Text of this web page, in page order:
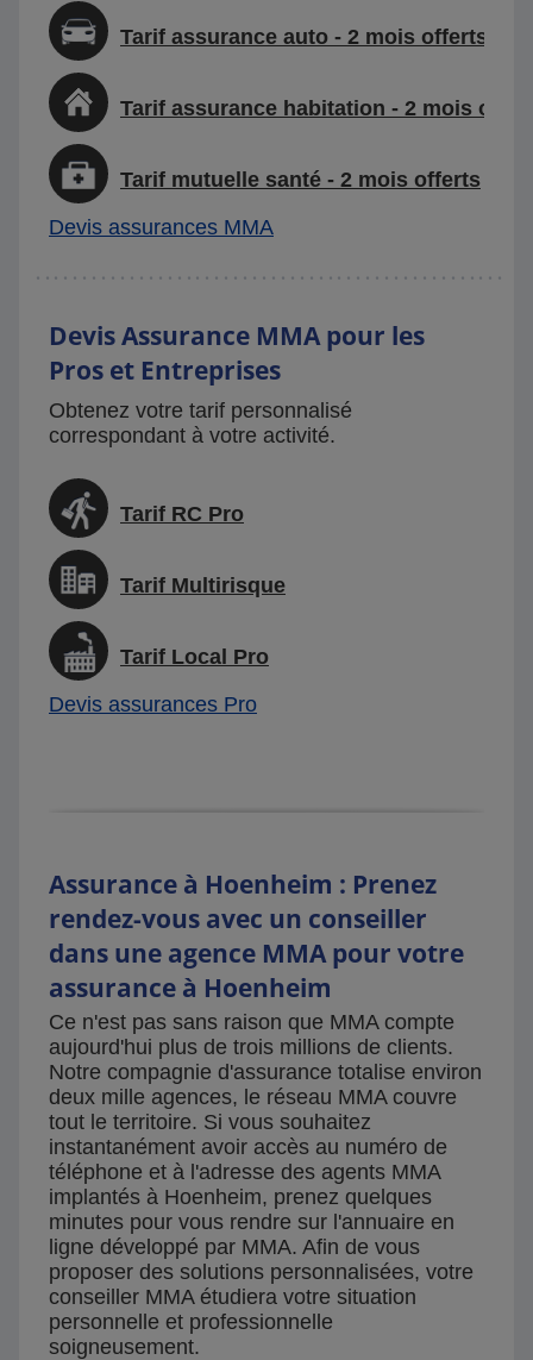
Tarif assurance auto - 2 mois offerts
Tarif assurance habitation - 2 mois
Tarif mutuelle santé - 2 mois offerts
Devis assurances MMA
Devis Assurance MMA pour les
Pros et Entreprises
Obtenez votre tarif personnalisé
correspondant à votre activité.
Tarif RC Pro
Tarif Multirisque
Tarif Local Pro
Devis assurances Pro
Assurance à Hoenheim : Prenez
rendez-vous avec un conseiller
dans une agence MMA pour votre
assurance à Hoenheim
Ce n'est pas sans raison que MMA compte
aujourd'hui plus de trois millions de clients.
Notre compagnie d'assurance totalise environ
deux mille agences, le réseau MMA couvre
tout le territoire. Si vous souhaitez
instantanément avoir accès au numéro de
téléphone et à l'adresse des agents MMA
implantés à Hoenheim, prenez quelques
minutes pour vous rendre sur l'annuaire en
ligne développé par MMA. Afin de vous
proposer des solutions personnalisées, votre
conseiller MMA étudiera votre situation
personnelle et professionnelle
soigneusement.